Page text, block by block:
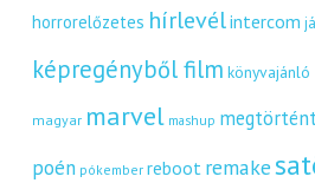
horrorelőzetes hírlevélintercom
képregényből film könyvajánló
magyar marvel mashup
poén pókember reboot remake